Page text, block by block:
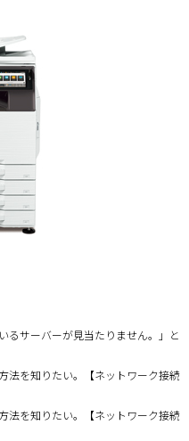
るサーバーが見当たりません。」と
法を知りたい。【ネットワーク接続
法を知りたい。【ネットワーク接続